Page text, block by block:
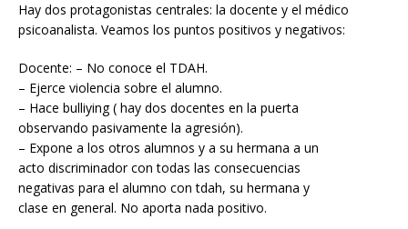
Hay dos protagonistas centrales: la docente y el médico
psicoanalista. Veamos los puntos positivos y negativos:
Docente: – No conoce el TDAH.
– Ejerce violencia sobre el alumno.
– Hace bulliying ( hay dos docentes en la puerta
observando pasivamente la agresión).
– Expone a los otros alumnos y a su hermana a un
acto discriminador con todas las consecuencias
negativas para el alumno con tdah, su hermana y
clase en general. No aporta nada positivo.